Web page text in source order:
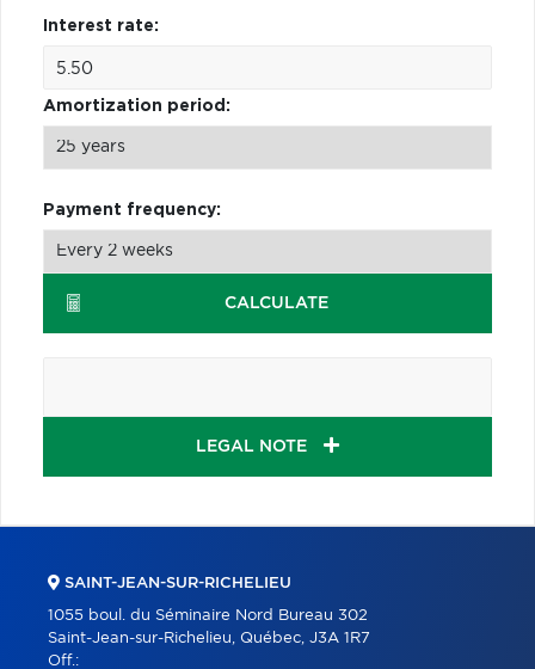
Interest rate:
Amortization period:
Payment frequency:
CALCULATE
LEGAL NOTE
SAINT-JEAN-SUR-RICHELIEU
1055 boul. du Séminaire Nord Bureau 302
Saint-Jean-sur-Richelieu, Québec, J3A 1R7
Off.: